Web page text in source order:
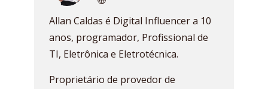
Allan Caldas é Digital Influencer a 10
anos, programador, Profissional de
TI, Eletrônica e Eletrotécnica.
Proprietário de provedor de